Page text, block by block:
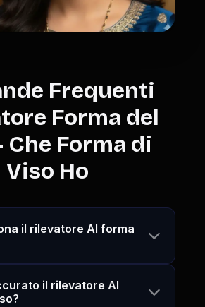
Frequenti
Forma del
Che Forma di
Viso Ho
il rilevatore AI forma
il rilevatore AI